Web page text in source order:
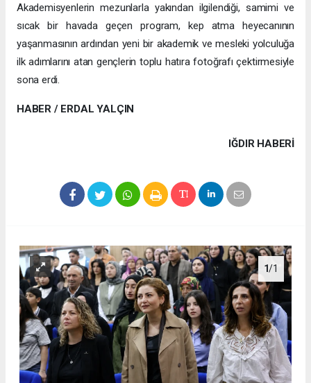
Akademisyenlerin mezunlarla yakından ilgilendiği, samimi ve
sıcak bir havada geçen program, kep atma heyecanının
yaşanmasının ardından yeni bir akademik ve mesleki yolculuğa
ilk adımlarını atan gençlerin toplu hatıra fotoğrafı çektirmesiyle
sona erdi.
HABER / ERDAL YALÇIN
IĞDIR HABERİ
1/1